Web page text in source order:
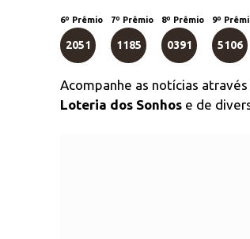
6º Prêmio
2051
7º Prêmio
1185
8º Prêmio
0391
9º
5106
Acompanhe as notícias
Loteria dos Sonhos e de